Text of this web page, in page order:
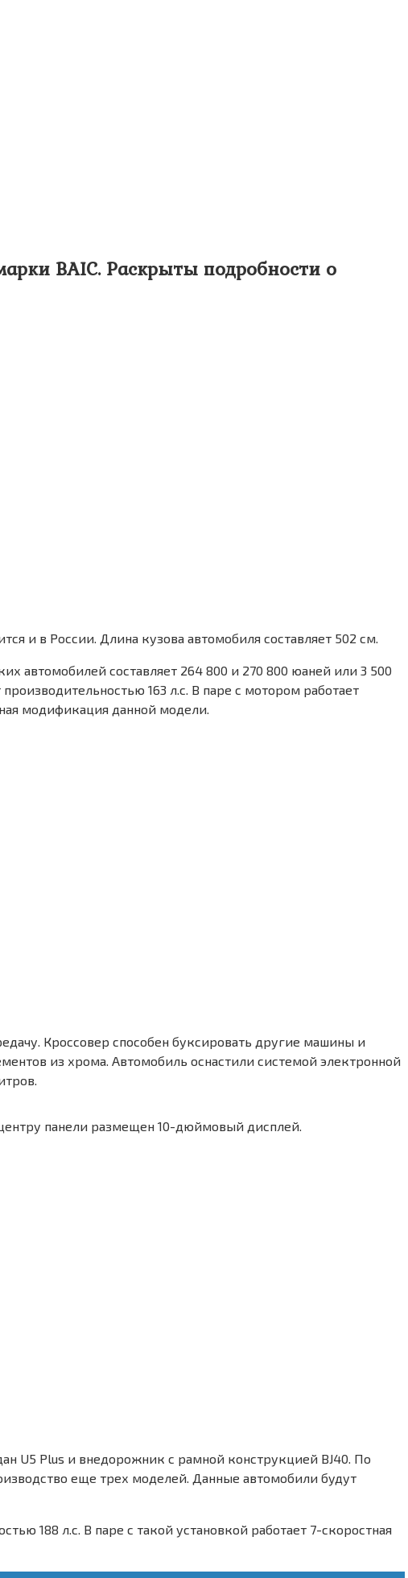
BAIC. Раскрыты подробности о
и в России. Длина кузова автомобиля составляет 502 см.
автомобилей составляет 264 800 и 270 800 юаней или 3 500
163 л.с. В паре с мотором работает
модификация данной модели.
Кроссовер способен буксировать другие машины и
из хрома. Автомобиль оснастили системой электронной
панели размещен 10-дюймовый дисплей.
U5 Plus и внедорожник с рамной конструкцией BJ40. По
еще трех моделей. Данные автомобили будут
188 л.с. В паре с такой установкой работает 7-скоростная